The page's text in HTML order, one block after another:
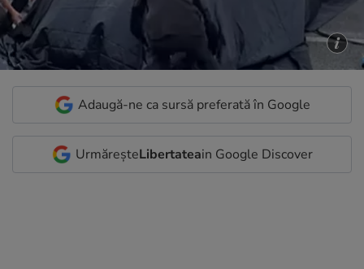
Adaugă-ne ca sursă preferată în Google
UrmăreșteLibertateain Google Discover